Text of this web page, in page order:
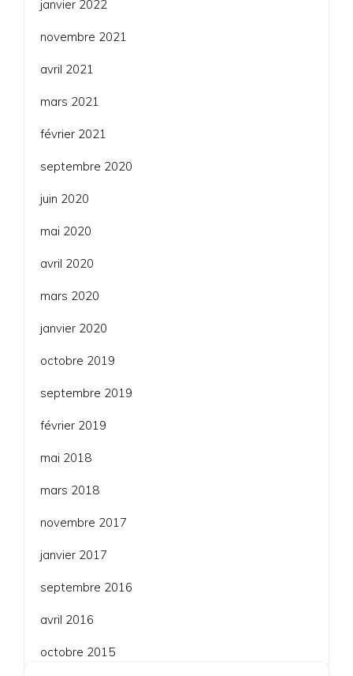
janvier 2022
novembre 2021
avril 2021
mars 2021
février 2021
septembre 2020
juin 2020
mai 2020
avril 2020
mars 2020
janvier 2020
octobre 2019
septembre 2019
février 2019
mai 2018
mars 2018
novembre 2017
janvier 2017
septembre 2016
avril 2016
octobre 2015